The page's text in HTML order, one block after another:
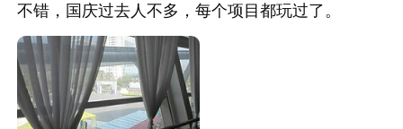
不错，国庆过去人不多，每个项目都玩过了。